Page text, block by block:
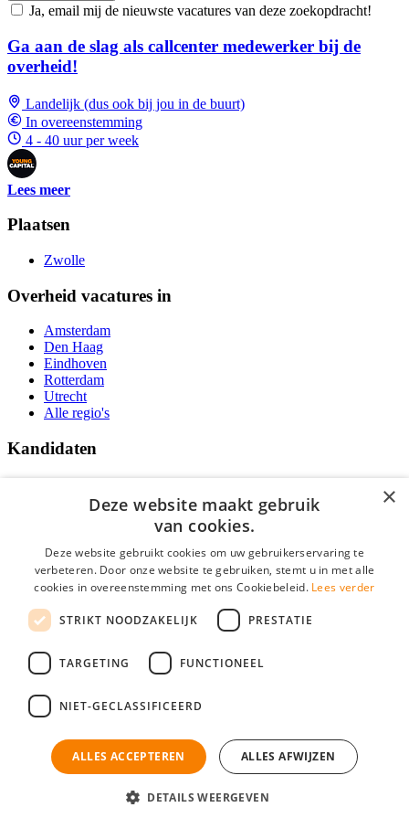
Ja, email mij de nieuwste vacatures van deze zoekopdracht!
Ga aan de slag als callcenter medewerker bij de
overheid!
Landelijk (dus ook bij jou in de buurt)
In overeenstemming
4 - 40 uur per week
Lees meer
Plaatsen
Zwolle
Overheid vacatures in
Amsterdam
Den Haag
Eindhoven
Rotterdam
Utrecht
Alle regio's
Kandidaten
Vacatures
Over Vacatures Overheid Online
YoungCapital IOS App
YoungCapital Android App
Hoofdkantoor Hoofddorp
Social
Vacatures Overheid is onderdeel van YoungCapital • © 2026 • KvK nr:
Mogen wij cookies plaatsen? Check hier ons
×
Deze website maakt gebruik
van cookies.
Deze website gebruikt cookies om uw gebruikerservaring te
verbeteren. Door onze website te gebruiken, stemt u in met alle
cookies in overeenstemming met ons Cookiebeleid. Lees verder
STRIKT NOODZAKELIJK PRESTATIE
TARGETING FUNCTIONEEL
NIET-GECLASSIFICEERD
ALLES ACCEPTEREN ALLES AFWIJZEN
DETAILS WEERGEVEN